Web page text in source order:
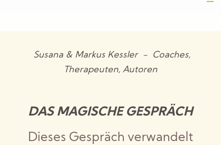
Susana & Markus Kessler - Coaches,
Therapeuten, Autoren
DAS MAGISCHE GESPRÄCH
Dieses Gespräch verwandelt